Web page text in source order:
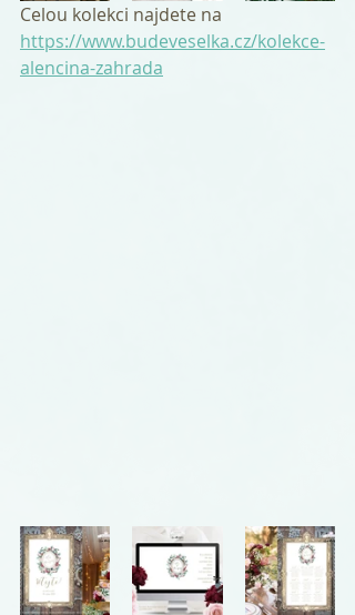
Celou kolekci najdete na
https://www.budeveselka.cz/kolekce-
alencina-zahrada